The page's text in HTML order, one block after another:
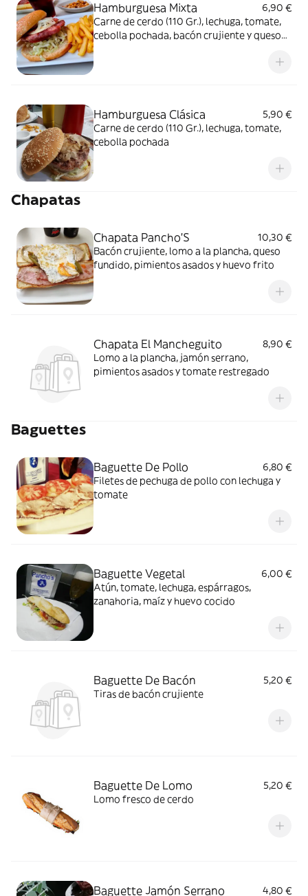
Hamburguesa Mixta
6,90 €
Carne de cerdo (110 Gr.), lechuga, tomate,
cebolla pochada, bacón crujiente y queso
Hamburguesa Clásica
5,90 €
Carne de cerdo (110 Gr.), lechuga, tomate,
cebolla pochada
Chapatas
Chapata Pancho'S
10,30 €
Bacón crujiente, lomo a la plancha, queso
fundido, pimientos asados y huevo frito
Chapata El Mancheguito
8,90 €
Lomo a la plancha, jamón serrano,
pimientos asados y tomate restregado
Baguettes
Baguette De Pollo
6,80 €
Filetes de pechuga de pollo con lechuga y
tomate
Baguette Vegetal
6,00 €
Atún, tomate, lechuga, espárragos,
zanahoria, maíz y huevo cocido
Baguette De Bacón
5,20 €
Tiras de bacón crujiente
Baguette De Lomo
5,20 €
Lomo fresco de cerdo
Baguette Jamón Serrano 4,80 €